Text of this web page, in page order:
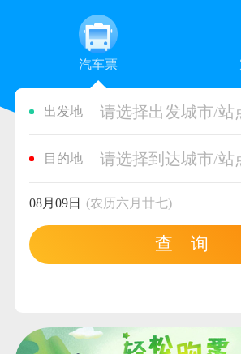
汽车票
出发地 请选择出发城市/站
目的地 请选择到达城市/站
08月09日 (农历六月廿七)
查 询